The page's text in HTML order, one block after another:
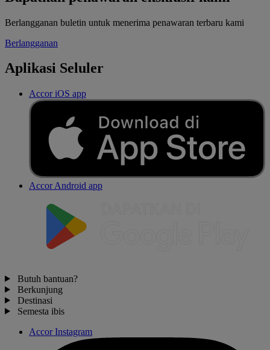
Berlangganan buletin untuk menerima penawaran terbaru kami
Berlangganan
Aplikasi Seluler
Accor iOS app
Accor Android app
Butuh bantuan?
Berkunjung
Destinasi
Semesta ibis
Accor Instagram